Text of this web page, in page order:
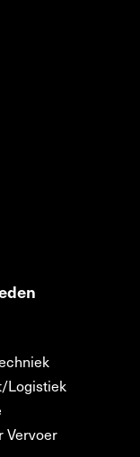
Logistiek
Vervoer